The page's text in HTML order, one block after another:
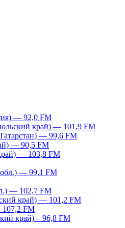
— 92,0 FM
край) — 101,9 FM
— 99,6 FM
— 90,5 FM
— 103,8 FM
обл.) — 99,1 FM
— 102,7 FM
край) — 101,2 FM
107,2 FM
край) – 96,8 FM